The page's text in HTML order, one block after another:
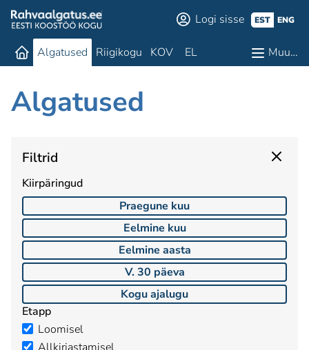
Logi sisse EST ENG
Algatused Riigikogu KOV EL Muu…
Algatused
Filtrid
Kiirpäringud
Praegune kuu
Eelmine kuu
Eelmine aasta
V. 30 päeva
Kogu ajalugu
Etapp
Loomisel